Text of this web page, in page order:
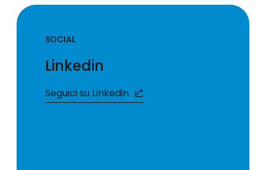
SOCIAL
Linkedin
Seguici su Linkedin